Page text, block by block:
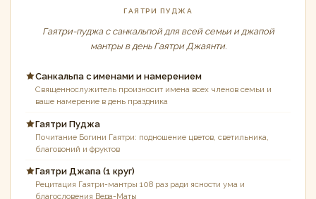
ГАЯТРИ ПУДЖА
Гаятри-пуджа с санкальпой для всей семьи и джапой
мантры в день Гаятри Джаянти.
Санкальпа с именами и намерением
Священнослужитель произносит имена всех членов семьи и
ваше намерение в день праздника
Гаятри Пуджа
Почитание Богини Гаятри: подношение цветов, светильника,
благовоний и фруктов
Гаятри Джапа (1 круг)
Рецитация Гаятри-мантры 108 раз ради ясности ума и
благословения Веда-Маты